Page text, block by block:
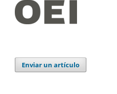
Enviar un artículo